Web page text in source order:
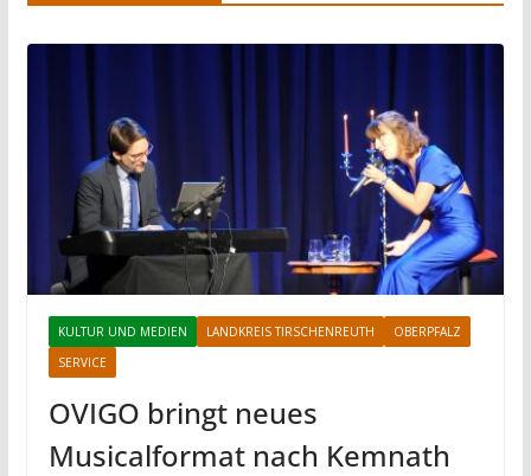
KULTUR UND MEDIEN LANDKREIS TIRSCHENREUTH
OBERPFALZ
SERVICE
OVIGO bringt neues
Musicalformat nach Kemnath